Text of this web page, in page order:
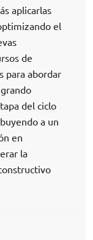
aplicarlas
el
de
para abordar
del ciclo
a un
en
la